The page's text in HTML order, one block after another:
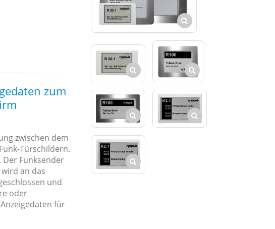
zum
zwischen dem
Türschildern.
Funksender
an das
und
oder
für